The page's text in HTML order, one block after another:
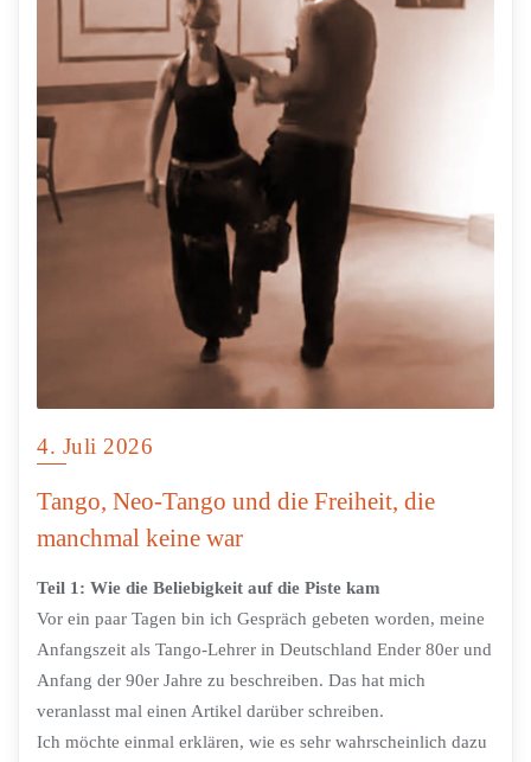
4. Juli 2026
Tango, Neo-Tango und die Freiheit, die
manchmal keine war
Teil 1: Wie die Beliebigkeit auf die Piste kam
Vor ein paar Tagen bin ich Gespräch gebeten worden, meine
Anfangszeit als Tango-Lehrer in Deutschland Ender 80er und
Anfang der 90er Jahre zu beschreiben. Das hat mich
veranlasst mal einen Artikel darüber schreiben.
Ich möchte einmal erklären, wie es sehr wahrscheinlich dazu